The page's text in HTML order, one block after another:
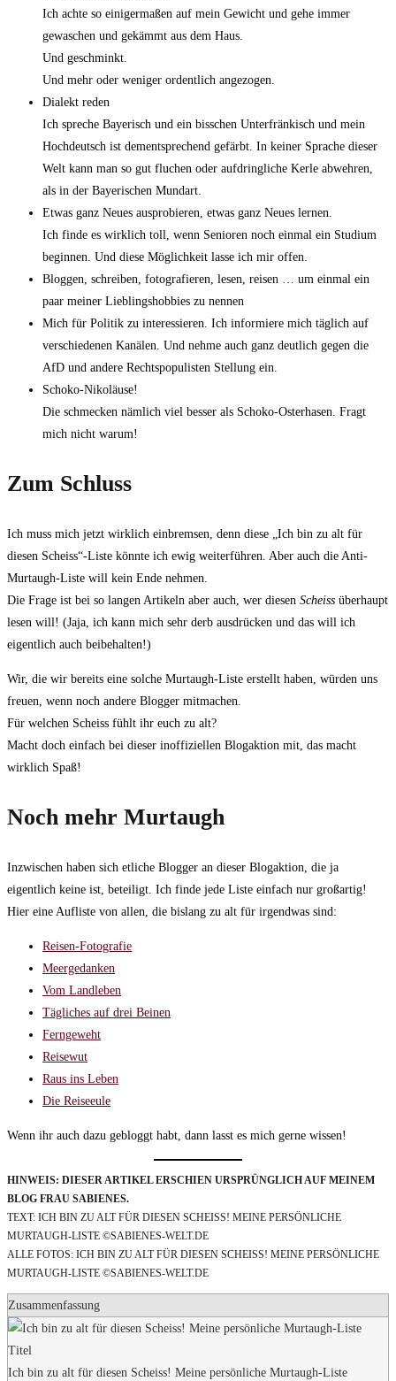
Ich achte so einigermaßen auf mein Gewicht und gehe immer
gewaschen und gekämmt aus dem Haus.
Und geschminkt.
Und mehr oder weniger ordentlich angezogen.
Dialekt reden
Ich spreche Bayerisch und ein bisschen Unterfränkisch und mein
Hochdeutsch ist dementsprechend gefärbt. In keiner Sprache dieser
Welt kann man so gut fluchen oder aufdringliche Kerle abwehren,
als in der Bayerischen Mundart.
Etwas ganz Neues ausprobieren, etwas ganz Neues lernen.
Ich finde es wirklich toll, wenn Senioren noch einmal ein Studium
beginnen. Und diese Möglichkeit lasse ich mir offen.
Bloggen, schreiben, fotografieren, lesen, reisen … um einmal ein
paar meiner Lieblingshobbies zu nennen
Mich für Politik zu interessieren. Ich informiere mich täglich auf
verschiedenen Kanälen. Und nehme auch ganz deutlich gegen die
AfD und andere Rechtspopulisten Stellung ein.
Schoko-Nikoläuse!
Die schmecken nämlich viel besser als Schoko-Osterhasen. Fragt
mich nicht warum!
Zum Schluss
Ich muss mich jetzt wirklich einbremsen, denn diese „Ich bin zu alt für
diesen Scheiss“-Liste könnte ich ewig weiterführen. Aber auch die Anti-
Murtaugh-Liste will kein Ende nehmen.
Die Frage ist bei so langen Artikeln aber auch, wer diesen Scheiss überhaupt
lesen will! (Jaja, ich kann mich sehr derb ausdrücken und das will ich
eigentlich auch beibehalten!)
Wir, die wir bereits eine solche Murtaugh-Liste erstellt haben, würden uns
freuen, wenn noch andere Blogger mitmachen.
Für welchen Scheiss fühlt ihr euch zu alt?
Macht doch einfach bei dieser inoffiziellen Blogaktion mit, das macht
wirklich Spaß!
Noch mehr Murtaugh
Inzwischen haben sich etliche Blogger an dieser Blogaktion, die ja
eigentlich keine ist, beteiligt. Ich finde jede Liste einfach nur großartig!
Hier eine Aufliste von allen, die bislang zu alt für irgendwas sind:
Reisen-Fotografie
Meergedanken
Vom Landleben
Tägliches auf drei Beinen
Ferngeweht
Reisewut
Raus ins Leben
Die Reiseeule
Wenn ihr auch dazu gebloggt habt, dann lasst es mich gerne wissen!
HINWEIS: DIESER ARTIKEL ERSCHIEN URSPRÜNGLICH AUF MEINEM
BLOG FRAU SABIENES.
TEXT: ICH BIN ZU ALT FÜR DIESEN SCHEISS! MEINE PERSÖNLICHE
MURTAUGH-LISTE ©SABIENES-WELT.DE
ALLE FOTOS: ICH BIN ZU ALT FÜR DIESEN SCHEISS! MEINE PERSÖNLICHE
MURTAUGH-LISTE ©SABIENES-WELT.DE
Zusammenfassung
Titel
Ich bin zu alt für diesen Scheiss! Meine persönliche Murtaugh-Liste